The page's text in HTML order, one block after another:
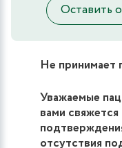
Оставить
Не
Уважаемые
вами
отсутствия